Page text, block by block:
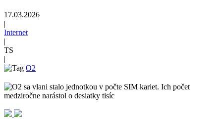
17.03.2026
|
Internet
|
TS
|
O2